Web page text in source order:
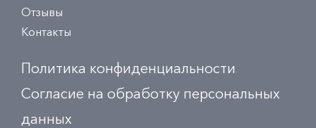
Отзывы
Контакты
Политика конфиденциальности
Согласие на обработку персональных
данных